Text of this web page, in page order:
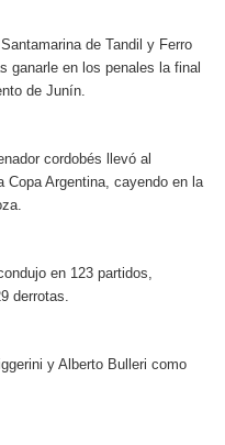
de Tandil y Ferro
ganarle en los penales la final
de Junín.
cordobés llevó al
Copa Argentina, cayendo en la
en 123 partidos,
derrotas.
y Alberto Bulleri como